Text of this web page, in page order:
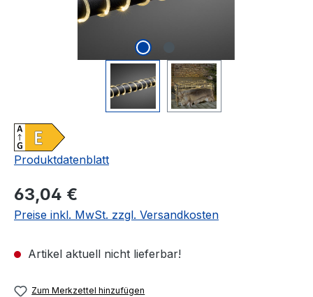
Produktdatenblatt
Regulärer Preis:
63,04 €
Preise inkl. MwSt. zzgl. Versandkosten
Artikel aktuell nicht lieferbar!
Zum Merkzettel hinzufügen